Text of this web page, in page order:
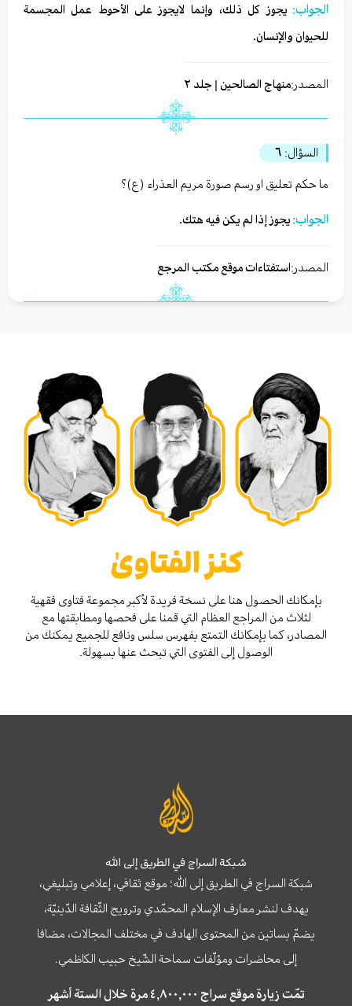
الجواب:يجوز كل ذلك، وإنما لايجوز على الأحوط عمل المجسمة
للحيوان والإنسان.
المصدر:منهاج الصالحين | جلد ٢
السؤال: ٦
ما حكم تعليق او رسم صورة مريم العذراء (ع)؟
الجواب: يجوز إذا لم يكن فيه هتك.
المصدر:استفتاءات موقع مكتب المرجع
كنز الفتاوىٰ
بإمكانك الحصول هنا على نسخة فريدة لأكبر مجموعة فتاوى فقهية
لثلاث من المراجع العظام التي قمنا على فحصها ومطابقتها مع
المصادر، كما بإمكانك التمتع بفهرس سلس ونافع للجميع يمكنك من
الوصول إلى الفتوى التي تبحث عنها بسهولة.
شبكة السراج في الطريق إلى الله
شبكة السراج في الطريق إلى الله؛ موقع ثقافي، إعلامي وتبليغي،
يهدف لنشر معارف الإسلام المحمّدي وترويج الثّقافة الدّينيّة،
يضمّ بساتين من المحتوى الهادف في مختلف المجالات، مضافا
إلى محاضرات ومؤلّفات سماحة الشّيخ حبيب الكاظمي.
تمّت زيارة موقع سراج ٤,٨٠٠,٠٠٠ مرة خلال الستة أشهر